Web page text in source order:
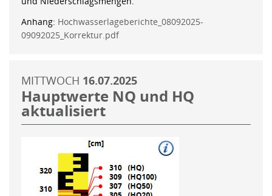
Anhang: Hochwasserlageberichte_08092025-
09092025_Korrektur.pdf
MITTWOCH 16.07.2025
Hauptwerte NQ und HQ
aktualisiert